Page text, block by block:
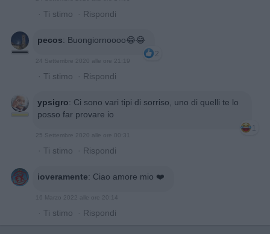
· Ti stimo · Rispondi
pecos: Buongiornoooo😂😂
2
24 Settembre 2020 alle ore 21:19
· Ti stimo · Rispondi
ypsigro: Ci sono vari tipi di sorriso, uno di quelli te lo
posso far provare io
1
· Ti stimo · Rispondi
ioveramente: Ciao amore mio ❤️
16 Marzo 2022 alle ore 20:14
· Ti stimo · Rispondi